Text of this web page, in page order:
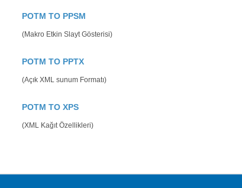
POTM TO PPSM
(Makro Etkin Slayt Gösterisi)
POTM TO PPTX
(Açık XML sunum Formatı)
POTM TO XPS
(XML Kağıt Özellikleri)